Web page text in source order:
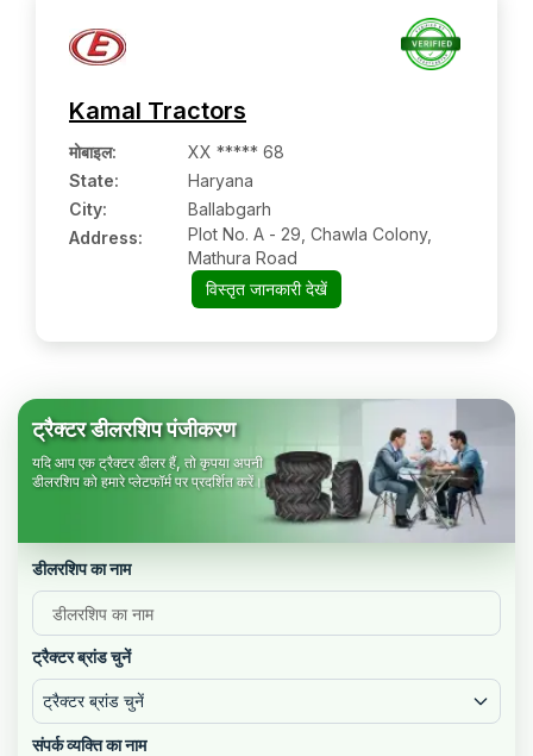
Kamal Tractors
मोबाइल:
XX ***** 68
State:
Haryana
City:
Ballabgarh
Address:
Plot No. A - 29, Chawla Colony,
Mathura Road
विस्तृत जानकारी देखें
ट्रैक्टर डीलरशिप पंजीकरण
यदि आप एक ट्रैक्टर डीलर हैं, तो कृपया अपनी
डीलरशिप को हमारे प्लेटफॉर्म पर प्रदर्शित करें।
डीलरशिप का नाम
ट्रैक्टर ब्रांड चुनें
ट्रैक्टर ब्रांड चुनें
संपर्क व्यक्ति का नाम